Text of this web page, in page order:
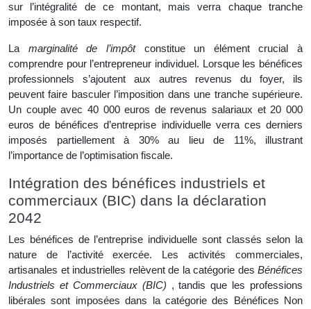
sur l’intégralité de ce montant, mais verra chaque tranche
imposée à son taux respectif.
La marginalité de l’impôt constitue un élément crucial à
comprendre pour l’entrepreneur individuel. Lorsque les bénéfices
professionnels s’ajoutent aux autres revenus du foyer, ils
peuvent faire basculer l’imposition dans une tranche supérieure.
Un couple avec 40 000 euros de revenus salariaux et 20 000
euros de bénéfices d’entreprise individuelle verra ces derniers
imposés partiellement à 30% au lieu de 11%, illustrant
l’importance de l’optimisation fiscale.
Intégration des bénéfices industriels et
commerciaux (BIC) dans la déclaration
2042
Les bénéfices de l’entreprise individuelle sont classés selon la
nature de l’activité exercée. Les activités commerciales,
artisanales et industrielles relèvent de la catégorie des Bénéfices
Industriels et Commerciaux (BIC) , tandis que les professions
libérales sont imposées dans la catégorie des Bénéfices Non